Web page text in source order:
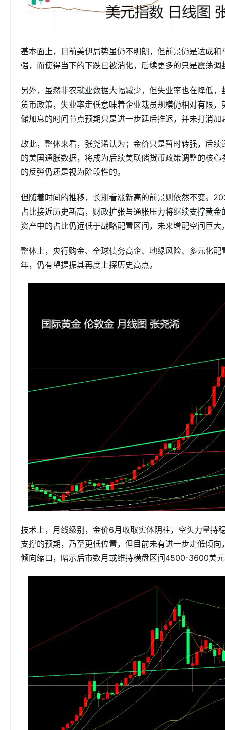
基本面上，目前美伊局势虽仍不明朗，但前景仍是达成
强，而使得当下的下跌已被消化，后续更多的只是震荡调
另外，虽然非农就业数据大幅减少，但失业率也在降低
货币政策，失业率走低意味着企业裁员规模仍相对有限
储加息的时间节点预期只是进一步延后推迟，并未打消加
故此，整体来看，张尧浠认为；金价只是暂时转强，后
的美国通胀数据，将成为后续美联储货币政策调整的核
的反弹仍还是视为阶段性的。
但随着时间的推移，长期看涨新高的前景则依然不变。
占比接近历史新高，财政扩张与通胀压力将继续支撑黄
资产中的占比仍远低于战略配置区间，未来增配空间巨大
整体上，央行购金、全球债务高企、地缘风险、多元化
年，仍有望提振其再度上探历史高点。
技术上，月线级别，金价6月收取实体阴柱，空头力量
支撑的预期，乃至更低位置，但目前未有进一步走低倾
倾向缩口，暗示后市数月或维持横盘区间4500-3600美